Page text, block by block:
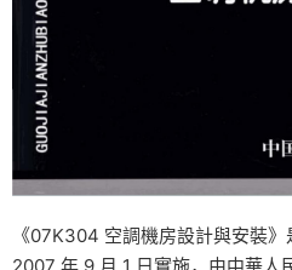
《07K304 空調機房設計與安裝
2007 年 9 月 1 日實施，由中華人